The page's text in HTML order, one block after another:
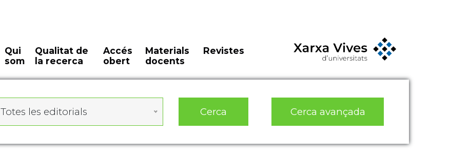
Qui
som
Qualitat de
la recerca
Accés
obert
Materials
docents
Revistes
Totes les editorials Cerca Cerca avançada